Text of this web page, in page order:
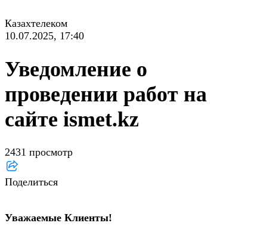
Казахтелеком
10.07.2025, 17:40
Уведомление о
проведении работ на
сайте ismet.kz
2431 просмотр
Поделиться
Уважаемые Клиенты!